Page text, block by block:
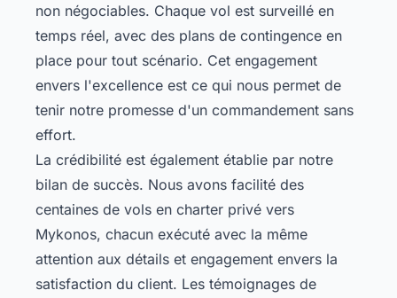
non négociables. Chaque vol est surveillé en
temps réel, avec des plans de contingence en
place pour tout scénario. Cet engagement
envers l'excellence est ce qui nous permet de
tenir notre promesse d'un commandement sans
effort.
La crédibilité est également établie par notre
bilan de succès. Nous avons facilité des
centaines de vols en charter privé vers
Mykonos, chacun exécuté avec la même
attention aux détails et engagement envers la
satisfaction du client. Les témoignages de